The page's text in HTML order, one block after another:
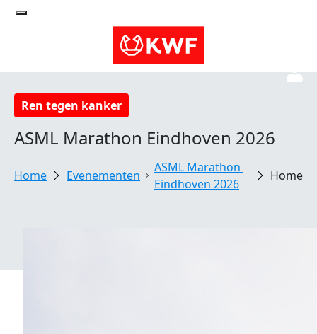
Ren tegen kanker
ASML Marathon Eindhoven 2026
Evenementen
ASML Marathon
Eindhoven 2026
Home